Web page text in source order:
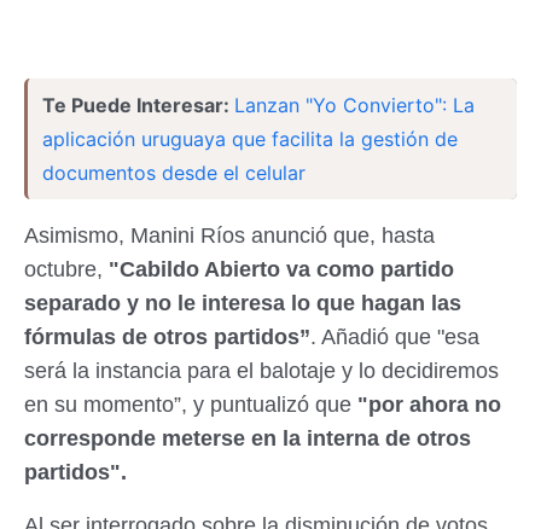
Te Puede Interesar: Lanzan "Yo Convierto": La
aplicación uruguaya que facilita la gestión de
documentos desde el celular
Asimismo, Manini Ríos anunció que, hasta
octubre, "Cabildo Abierto va como partido
separado y no le interesa lo que hagan las
fórmulas de otros partidos”. Añadió que "esa
será la instancia para el balotaje y lo decidiremos
en su momento”, y puntualizó que "por ahora no
corresponde meterse en la interna de otros
partidos".